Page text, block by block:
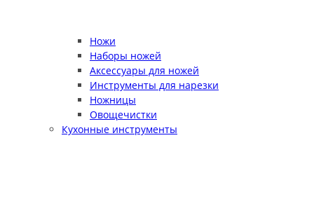
Ножи
Наборы ножей
Аксессуары для ножей
Инструменты для нарезки
Ножницы
Овощечистки
Кухонные инструменты